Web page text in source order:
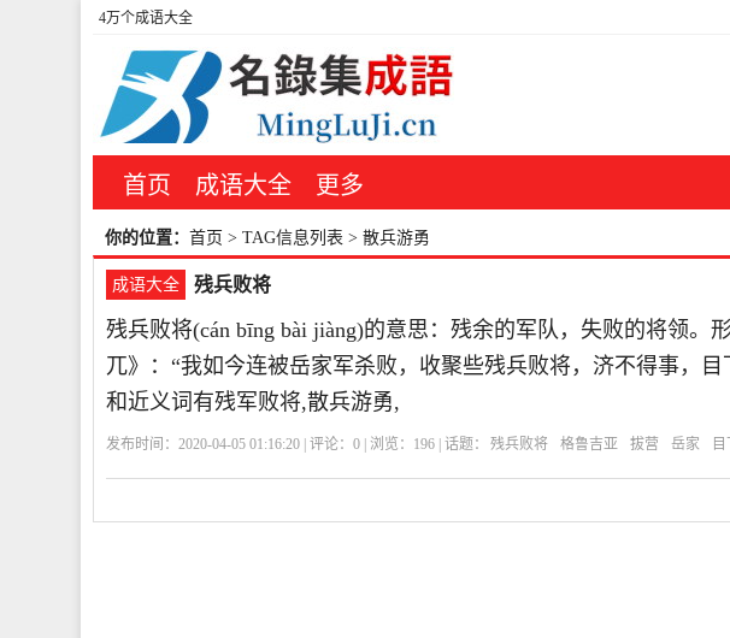
4万个成语大全
首页 成语大全 更多
你的位置： 首页 > TAG信息列表 > 散兵游勇
成语大全 残兵败将
残兵败将(cán bīng bài jiàng)的意思：残余的军队，失败的将领。
兀》：“我如今连被岳家军杀败，收聚些残兵败将，济不得事，
和近义词有残军败将,散兵游勇,
发布时间：2020-04-05 01:16:20 | 评论： 0 | 浏览： 196 | 话题： 残兵败将 格鲁吉亚 拔营 岳家